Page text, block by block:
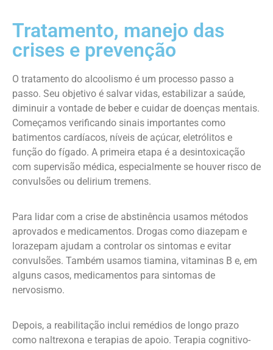
Tratamento, manejo das
crises e prevenção
O tratamento do alcoolismo é um processo passo a
passo. Seu objetivo é salvar vidas, estabilizar a saúde,
diminuir a vontade de beber e cuidar de doenças mentais.
Começamos verificando sinais importantes como
batimentos cardíacos, níveis de açúcar, eletrólitos e
função do fígado. A primeira etapa é a desintoxicação
com supervisão médica, especialmente se houver risco de
convulsões ou delirium tremens.
Para lidar com a crise de abstinência usamos métodos
aprovados e medicamentos. Drogas como diazepam e
lorazepam ajudam a controlar os sintomas e evitar
convulsões. Também usamos tiamina, vitaminas B e, em
alguns casos, medicamentos para sintomas de
nervosismo.
Depois, a reabilitação inclui remédios de longo prazo
como naltrexona e terapias de apoio. Terapia cognitivo-